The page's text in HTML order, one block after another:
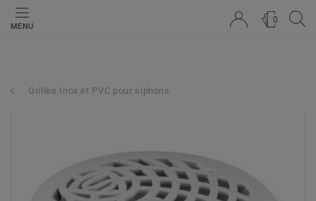
MENU
0
Grilles Inox et PVC pour siphons